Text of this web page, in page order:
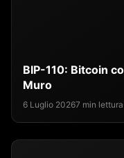
BIP-110: Bitcoin
Muro
6 Luglio 20267 min lettura